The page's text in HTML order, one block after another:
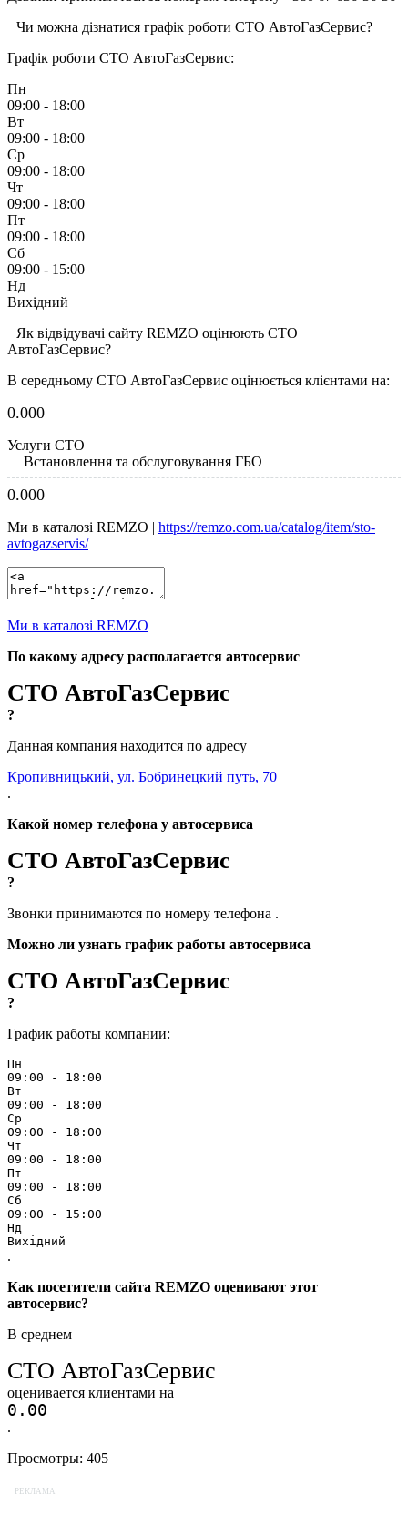
Чи можна дізнатися графік роботи СТО АвтоГазСервис?
Графік роботи СТО АвтоГазСервис:
Пн
09:00 - 18:00
Вт
09:00 - 18:00
Ср
09:00 - 18:00
Чт
09:00 - 18:00
Пт
09:00 - 18:00
Сб
09:00 - 15:00
Нд
Вихідний
Як відвідувачі сайту REMZO оцінюють СТО
АвтоГазСервис?
В середньому СТО АвтоГазСервис оцінюється клієнтами на:
0.000
Услуги СТО
Встановлення та обслуговування ГБО
0.000
Ми в каталозі REMZO | https://remzo.com.ua/catalog/item/sto-
avtogazservis/
Ми в каталозі REMZO
По какому адресу располагается автосервис
СТО АвтоГазСервис
?
Данная компания находится по адресу
Кропивницький, ул. Бобринецкий путь, 70
.
Какой номер телефона у автосервиса
СТО АвтоГазСервис
?
Звонки принимаются по номеру телефона .
Можно ли узнать график работы автосервиса
СТО АвтоГазСервис
?
График работы компании:
Пн
09:00 - 18:00
Вт
09:00 - 18:00
Ср
09:00 - 18:00
Чт
09:00 - 18:00
Пт
09:00 - 18:00
Сб
09:00 - 15:00
Нд
Вихідний
.
Как посетители сайта REMZO оценивают этот
автосервис?
В среднем
СТО АвтоГазСервис
оценивается клиентами на
0.00
.
Просмотры: 405
РЕКЛАМА